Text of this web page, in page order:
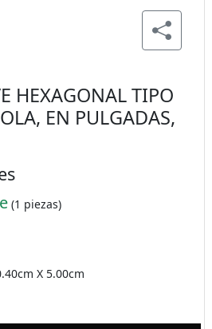
HEXAGONAL TIPO
EN PULGADAS,
(1 piezas)
X 5.00cm